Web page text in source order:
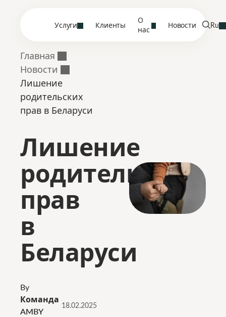
Услуги Клиенты
О
нас
Новости Ru
Главная
Новости
Лишение
родительских
прав в Беларуси
Лишение
родительских
прав
в
Беларуси
By
Команда
AMBY
18.02.2025